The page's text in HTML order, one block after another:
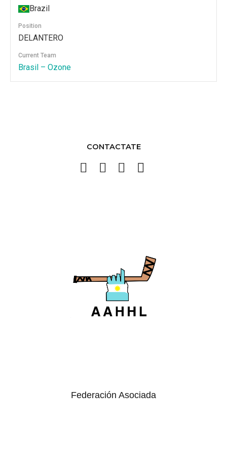
Brazil
Position
DELANTERO
Current Team
Brasil – Ozone
CONTACTATE
Federación Asociada